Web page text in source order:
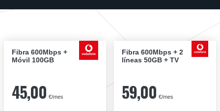
Fibra 600Mbps +
Móvil 100GB
45,00 €/mes
Fibra 600Mbps + 2
líneas 50GB + TV
59,00 €/mes